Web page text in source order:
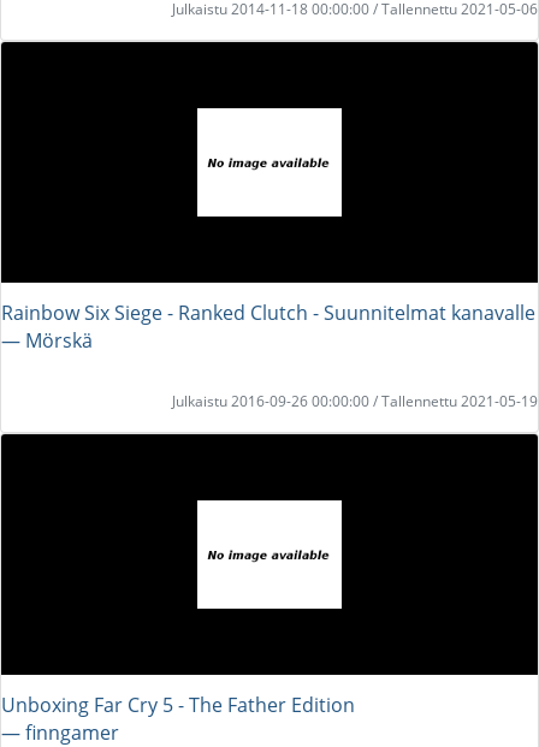
Julkaistu 2014-11-18 00:00:00 / Tallennettu 2021-05-06
Rainbow Six Siege - Ranked Clutch - Suunnitelmat kanavalle
― Mörskä
Julkaistu 2016-09-26 00:00:00 / Tallennettu 2021-05-19
Unboxing Far Cry 5 - The Father Edition
― finngamer